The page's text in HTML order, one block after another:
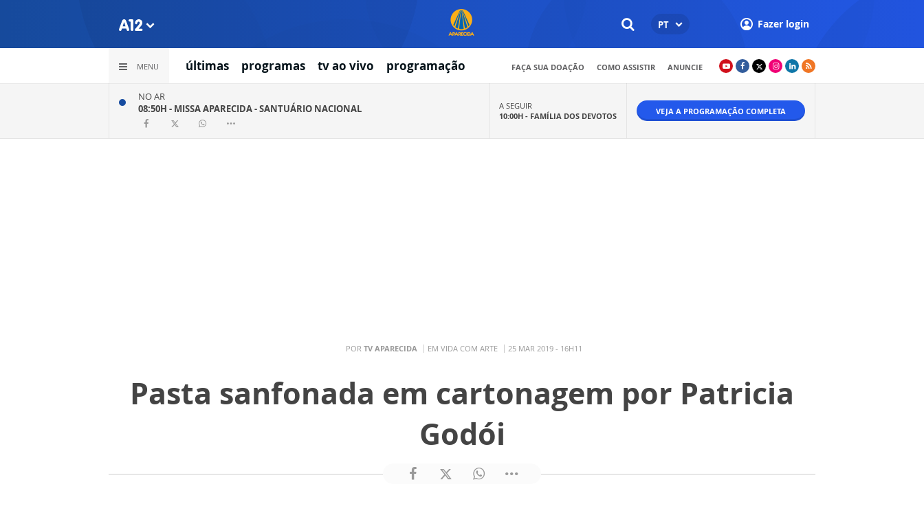
PT Fazer login
MENU últimas programas tv ao vivo programação FAÇA SUA DOAÇÃO COMO ASSISTIR ANUNCIE
NO AR
08:50H - MISSA APARECIDA - SANTUÁRIO NACIONAL
A SEGUIR
10:00H - FAMÍLIA DOS DEVOTOS VEJA A PROGRAMAÇÃO COMPLETA
POR TV APARECIDA EM VIDA COM ARTE 25 MAR 2019 - 16H11
Pasta sanfonada em cartonagem por Patricia
Godói